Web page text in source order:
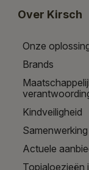
Over Kirsch
Onze
Brands
Kindveiligheid
Samenwerking
Actuele
Topjaloezieën